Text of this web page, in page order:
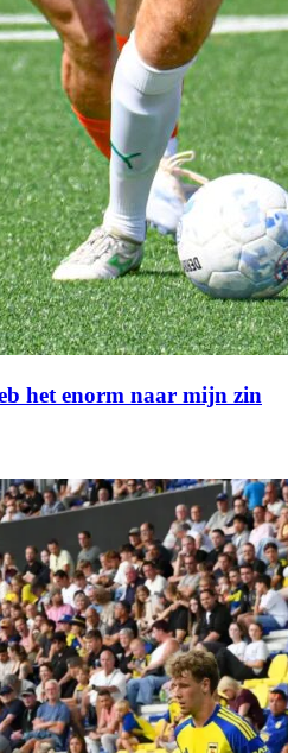
het enorm naar mijn zin